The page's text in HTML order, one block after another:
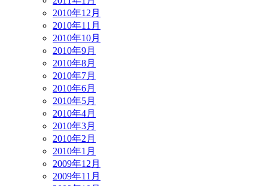
2010年12月
2010年11月
2010年10月
2010年9月
2010年8月
2010年7月
2010年6月
2010年5月
2010年4月
2010年3月
2010年2月
2010年1月
2009年12月
2009年11月